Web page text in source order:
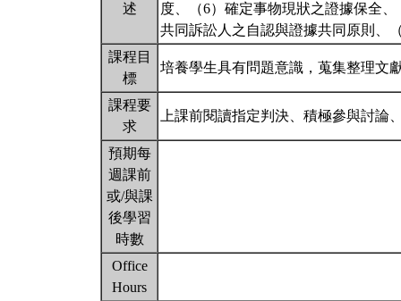
述
度、（6）確定事物現狀之證據保全
共同訴訟人之自認與證據共同原則、
課程目
標
培養學生具有問題意識，蒐集整理文
課程要
求
上課前閱讀指定判決、積極參與討
預期每
週課前
或/與課
後學習
時數
Office
Hours